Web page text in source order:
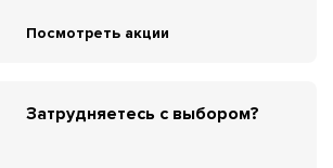
Посмотреть акции
Затрудняетесь с выбором?